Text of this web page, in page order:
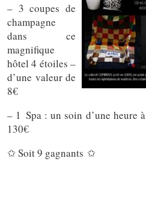
– 3 coupes de
champagne
dans ce
magnifique
hôtel 4 étoiles –
d’une valeur de
8€
– 1 Spa : un soin d’une heure à
130€
✩ Soit 9 gagnants ✩